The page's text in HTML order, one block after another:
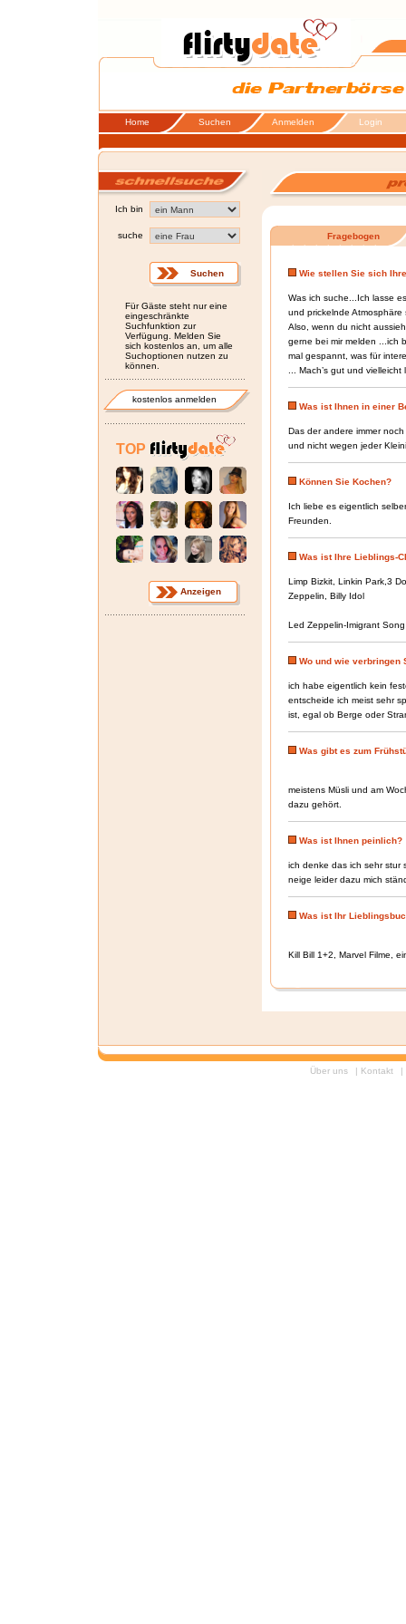
Home Suchen Anmelden Login
Ich bin
suche
Für Gäste steht nur eine
eingeschränkte
Suchfunktion zur
Verfügung. Melden Sie
sich kostenlos an, um alle
Suchoptionen nutzen zu
können.
kostenlos anmelden
TOP
Anzeigen
Fragebogen
Wie stellen Sie sich
Was ich suche...Ich lasse
und prickelnde
Also, wenn du nicht
gerne bei mir melden ...ich
mal gespannt, was für
... Mach’s gut und
Was ist Ihnen in einer
Das der andere immer
und nicht wegen jeder
Können Sie Kochen?
Ich liebe es eigentlich
Freunden.
Was ist Ihre Lieblings-
Limp Bizkit, Linkin Park,3
Zeppelin, Billy Idol
Led Zeppelin-Imigrant Song
Wo und wie verbringen
ich habe eigentlich kein
entscheide ich meist sehr
ist, egal ob Berge oder
Was gibt es zum
meistens Müsli und am
dazu gehört.
Was ist Ihnen peinlich?
ich denke das ich sehr stur
neige leider dazu mich
Was ist Ihr
Kill Bill 1+2, Marvel Filme,
Über uns | Kontakt |